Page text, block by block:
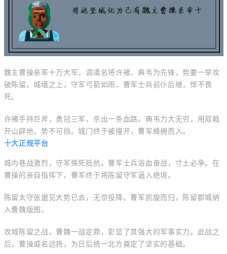
魏主曹操亲率十万大军，调遣名将许褚、典韦为先锋，势要一举攻
破陈留。城墙之上，守军弓箭如雨，曹军士兵前仆后继，悍不畏
死。
许褚手持巨斧，勇冠三军，杀出一条血路。典韦力大无穷，用双戟
开山辟地，势不可挡。城门终于被撞开，曹军蜂拥而入。
十大正规平台
城内巷战激烈，守军殊死抵抗。曹军士兵浴血奋战，寸土必争。在
曹操的亲自指挥下，曹军终于将陈留守军逼入绝境。
陈留太守张邈见大势已去，无奈投降。曹军凯旋而归，陈留郡城纳
入曹魏版图。
攻城陈留之战，曹魏一战定鼎，彰显了其强大的军事实力。此战之
后，曹操威名远扬，为日后统一北方奠定了坚实的基础。